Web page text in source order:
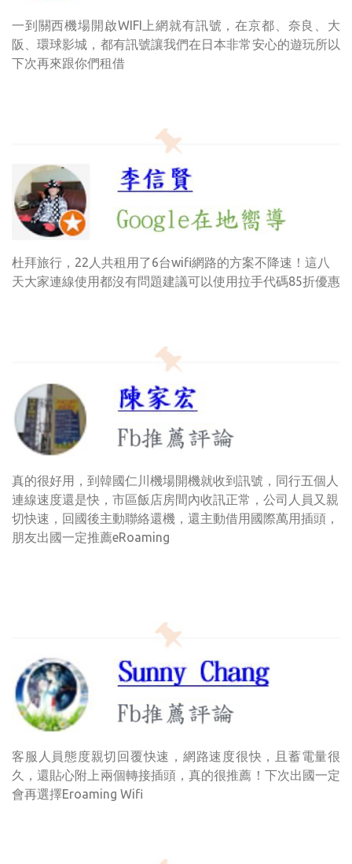
一到關西機場開啟WIFI上網就有訊號，在京都、奈良、大
阪、環球影城，都有訊號讓我們在日本非常安心的遊玩所以
下次再來跟你們租借
杜拜旅行，22人共租用了6台wifi網路的方案不降速！這八
天大家連線使用都沒有問題建議可以使用拉手代碼85折優惠
真的很好用，到韓國仁川機場開機就收到訊號，同行五個人
連線速度還是快，市區飯店房間內收訊正常，公司人員又親
切快速，回國後主動聯絡還機，還主動借用國際萬用插頭，
朋友出國一定推薦eRoaming
客服人員態度親切回覆快速，網路速度很快，且蓄電量很
久，還貼心附上兩個轉接插頭，真的很推薦！下次出國一定
會再選擇Eroaming Wifi